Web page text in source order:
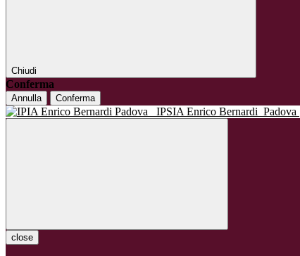
Chiudi
Conferma
Annulla Conferma
IPSIA Enrico Bernardi Padova
close